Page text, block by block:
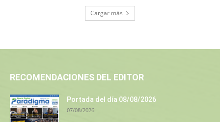
Cargar más
RECOMENDACIONES DEL EDITOR
Portada del día 08/08/2026
07/08/2026